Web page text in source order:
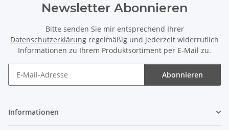
Newsletter Abonnieren
Bitte senden Sie mir entsprechend Ihrer
Datenschutzerklärung regelmäßig und jederzeit widerruflich
Informationen zu Ihrem Produktsortiment per E-Mail zu.
Abonnieren
Informationen